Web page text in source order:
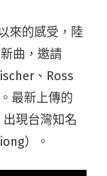
來的感受，陸
曲，邀請
、Ross
最新上傳的
現台灣知名
）。